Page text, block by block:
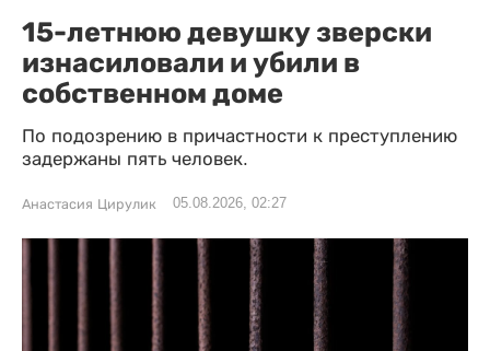
15-летнюю девушку зверски
изнасиловали и убили в
собственном доме
По подозрению в причастности к преступлению
задержаны пять человек.
Анастасия Цирулик 05.08.2026, 02:27